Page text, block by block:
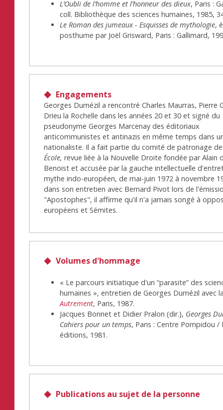
L’Oubli de l’homme et l’honneur des dieux, Paris :
coll. Bibliothèque des sciences humaines, 1985,
Le Roman des jumeaux - Esquisses de mythologie,
posthume par Joël Grisward, Paris : Gallimard,
Engagements
Georges Dumézil a rencontré Charles Maurras, Pierre
Drieu la Rochelle dans les années 20 et 30 et signé du
pseudonyme Georges Marcenay des éditoriaux
anticommunistes et antinazis en même temps dans
nationaliste. Il a fait partie du comité de patronage
École, revue liée à la Nouvelle Droite fondée par Alain
Benoist et accusée par la gauche intellectuelle
mythe indo-européen, de mai-juin 1972 à novembre
dans son entretien avec Bernard Pivot lors de
"Apostophes", il affirme qu'il n'a jamais songé à
européens et Sémites.
Volumes d'hommage
« Le parcours initiatique d'un “parasite” des
humaines », entretien de Georges Dumézil avec
Autrement, Paris, 1987.
Jacques Bonnet et Didier Pralon (dir.), Georges
Cahiers pour un temps, Paris : Centre Pompidou /
éditions, 1981.
Publications au sujet de la personne